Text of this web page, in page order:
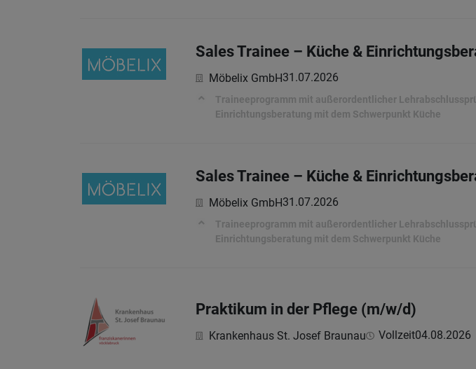
Sales Trainee – Küche &
Möbelix GmbH31.07.2026
Traineeprogramm mit außerordentlicher
Einrichtungsberatung mit dem Schwerpunkt Küche
Sales Trainee – Küche &
Möbelix GmbH31.07.2026
Traineeprogramm mit außerordentlicher
Einrichtungsberatung mit dem Schwerpunkt Küche
Praktikum in der Pflege (m/w/d)
Krankenhaus St. Josef Braunau Vollzeit04.08.2026